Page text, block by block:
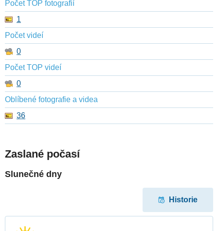
Počet TOP fotografií
1
Počet videí
0
Počet TOP videí
0
Oblíbené fotografie a videa
36
Zaslané počasí
Slunečné dny
Historie